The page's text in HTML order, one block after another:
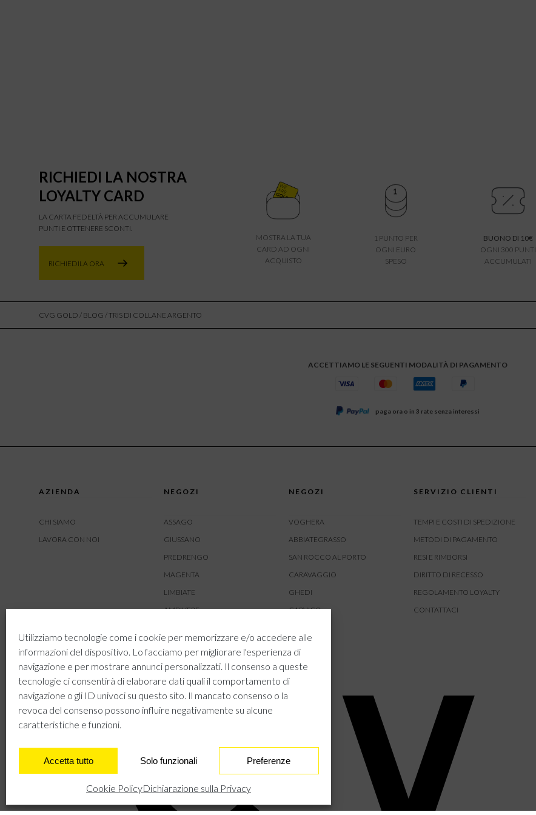
Utilizziamo tecnologie come i cookie per memorizzare e/o accedere alle
informazioni del dispositivo. Lo facciamo per migliorare l'esperienza di
navigazione e per mostrare annunci personalizzati. Il consenso a queste
tecnologie ci consentirà di elaborare dati quali il comportamento di
navigazione o gli ID univoci su questo sito. Il mancato consenso o la
revoca del consenso possono influire negativamente su alcune
caratteristiche e funzioni.
Accetta tutto Solo funzionali Preferenze
Cookie PolicyDichiarazione sulla Privacy
RICHIEDI LA NOSTRA
LOYALTY CARD
LA CARTA FEDELTÀ PER ACCUMULARE
PUNTI E OTTENERE SCONTI.
RICHIEDILA ORA
MOSTRA LA TUA
CARD AD OGNI
ACQUISTO
1 PUNTO PER
OGNI EURO
SPESO
BUONO DI 10€
OGNI 300 PUNTI
ACCUMULATI
CVG GOLD / BLOG / TRIS DI COLLANE ARGENTO
ACCETTIAMO LE SEGUENTI MODALITÀ DI PAGAMENTO
paga ora o in 3 rate senza interessi
AZIENDA
CHI SIAMO
LAVORA CON NOI
NEGOZI
ASSAGO
GIUSSANO
PREDRENGO
MAGENTA
LIMBIATE
AMBIVERE
NEGOZI
VOGHERA
ABBIATEGRASSO
SAN ROCCO AL PORTO
CARAVAGGIO
GHEDI
CARVICO
SERVIZIO CLIENTI
TEMPI E COSTI DI SPEDIZIONE
METODI DI PAGAMENTO
RESI E RIMBORSI
DIRITTO DI RECESSO
REGOLAMENTO LOYALTY
CONTATTACI